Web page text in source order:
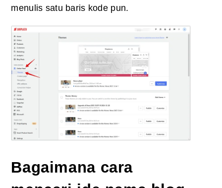
menulis satu baris kode pun.
Bagaimana cara